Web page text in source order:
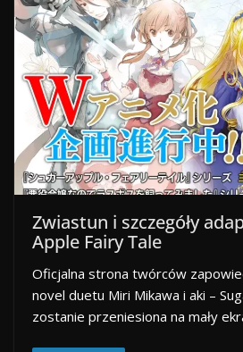
Zwiastun i szczegóły
Apple Fairy Tale
Oficjalna strona twórców
novel duetu Miri Mikawa i aki –
zostanie przeniesiona na mały